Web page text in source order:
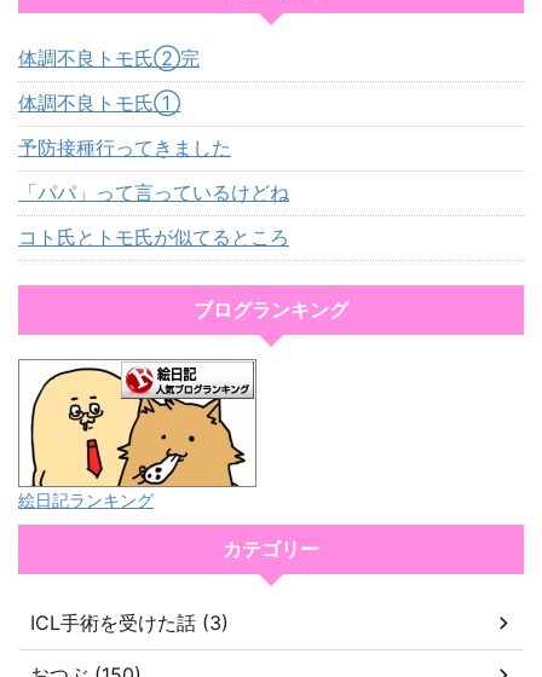
体調不良トモ氏②完
体調不良トモ氏①
予防接種行ってきました
「パパ」って言っているけどね
コト氏とトモ氏が似てるところ
ブログランキング
絵日記ランキング
カテゴリー
ICL手術を受けた話 (3)